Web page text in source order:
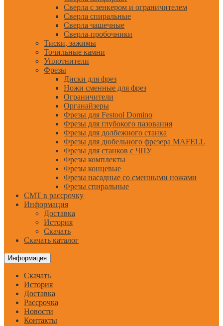
Сверла с зенкером и ограничителем
Сверла спиральные
Сверла чашечные
Сверла-пробочники
Тиски, зажимы
Точильные камни
Уплотнители
Фрезы
Диски для фрез
Ножи сменные для фрез
Ограничители
Органайзеры
Фрезы для Festool Domino
Фрезы для глубокого пазования
Фрезы для долбежного станка
Фрезы для дюбельного фрезера MAFELL
Фрезы для станков с ЧПУ
Фрезы комплекты
Фрезы концевые
Фрезы насадные со сменными ножами
Фрезы спиральные
CMT в рассрочку
Информация
Доставка
История
Скачать
Скачать каталог
Информация
Скачать
История
Доставка
Рассрочка
Новости
Контакты